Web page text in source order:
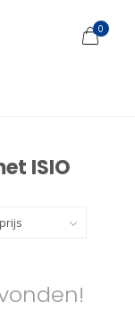
0
ISIO